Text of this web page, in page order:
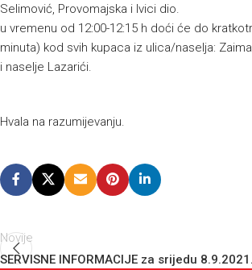
Selimović, Provomajska i Ivici dio.
u vremenu od 12:00-12:15 h doći će do
minuta) kod svih kupaca iz ulica/naselja:
i naselje Lazarići.
Hvala na razumijevanju.
Novije
SERVISNE INFORMACIJE za srijedu